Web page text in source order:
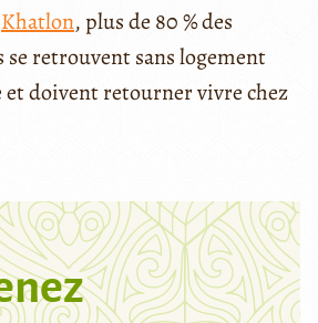
Khatlon, plus de 80 % des
se retrouvent sans logement
et doivent retourner vivre chez